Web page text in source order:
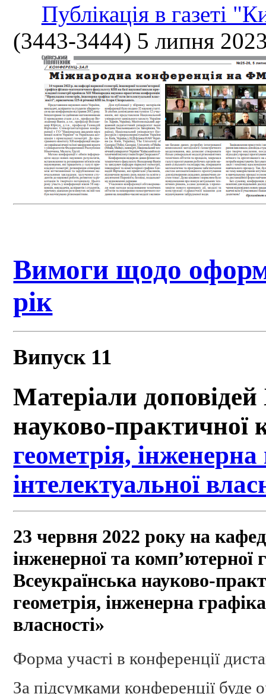
Публікація в газеті
(3443-3444) 5 липня
Вимоги щодо
рік
Випуск 11
Матеріали доповідей
науково-практичної
геометрія,
інтелектуальної
23 червня 2022 року на
інженерної та комп’ютерної
Всеукраїнська науково-
геометрія, інженерна
власності»
Форма участі в конференції
За підсумками конференції буде